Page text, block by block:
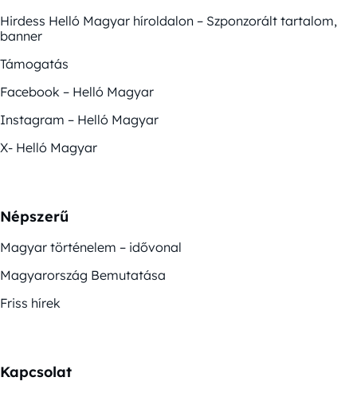
Hirdess Helló Magyar híroldalon – Szponzorált tartalom,
banner
Támogatás
Facebook – Helló Magyar
Instagram – Helló Magyar
X- Helló Magyar
Népszerű
Magyar történelem – idővonal
Magyarország Bemutatása
Friss hírek
Kapcsolat